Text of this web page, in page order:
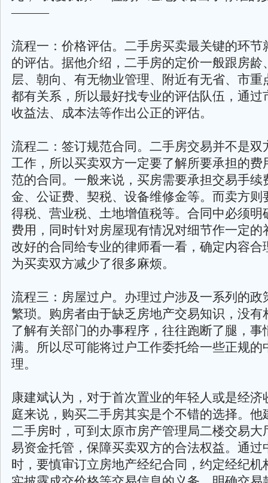
———
流程一：价格评估。二手房买卖最关键的环节
的评估。据他介绍，二手房的定价一般跟房龄
层、朝向、有无物业管理、附近有无省、市重
都有关系，所以最好找专业的评估队伍，通过
收益法、成本法等作出公正的评估。
流程二：签订规范合同。二手房交易并不是双
工作，所以买卖双方一定要了解所要承担的费
范的合同。一般来说，买房需要承担交易手续
金、公证费、契税、设备维修金等。而卖方则
得税、营业税、土地增值税等。合同中必须明
费用，同时针对房屋现有情况对细节作一定的
改好的合同给专业的律师看一看，确定内容合
为买卖双方减少了很多麻烦。
流程三：房屋过户。办理过户涉及一系列的政
繁琐。购房者由于缺乏房地产交易知识，没有
了解有关部门的办事程序，往往跑断了腿，事
满。所以尽可能将过户工作委托给一些正规的
理。
康建斌认为，对于首次置业的年轻人或是经济
庭来说，购买二手房其实是个不错的选择。他
二手房时，可到太原市房产管理局二楼交易大
易资金托管，保障买卖双方的合法权益。通过
时，要慎审订立房地产经纪合同，约定经纪机